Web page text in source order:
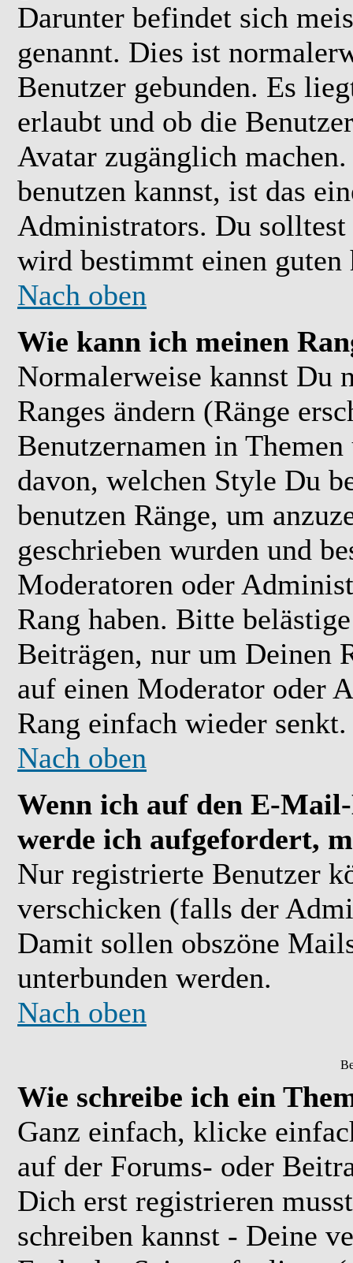
Darunter befindet sich
genannt. Dies ist
Benutzer gebunden. Es
erlaubt und ob die
Avatar zugänglich
benutzen kannst, ist das
Administrators. Du
wird bestimmt einen guten
Nach oben
Wie kann ich meinen
Normalerweise kannst Du
Ranges ändern (Ränge
Benutzernamen in
davon, welchen Style Du
benutzen Ränge, um
geschrieben wurden und
Moderatoren oder
Rang haben. Bitte
Beiträgen, nur um Deinen
auf einen Moderator oder
Rang einfach wieder senkt.
Nach oben
Wenn ich auf den E-
werde ich aufgefordert,
Nur registrierte Benutzer
verschicken (falls der
Damit sollen obszöne
unterbunden werden.
Nach oben
Wie schreibe ich ein
Ganz einfach, klicke
auf der Forums- oder
Dich erst registrieren
schreiben kannst - Deine